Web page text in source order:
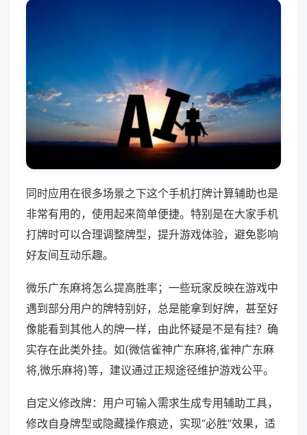
同时应用在很多场景之下这个手机打牌计算辅助也是
非常有用的，使用起来简单便捷。特别是在大家手机
打牌时可以合理调整牌型，提升游戏体验，避免影响
好友间互动乐趣。
微乐广东麻将怎么提高胜率；一些玩家反映在游戏中
遇到部分用户的牌特别好，总是能拿到好牌，甚至好
像能看到其他人的牌一样，由此怀疑是不是有挂？确
实存在此类外挂。如(微信雀神广东麻将,雀神广东麻
将,微乐麻将)等，建议通过正规途径维护游戏公平。
自定义修改牌：用户可输入需求生成专用辅助工具，
修改自身牌型或隐藏操作痕迹，实现“必胜”效果，适